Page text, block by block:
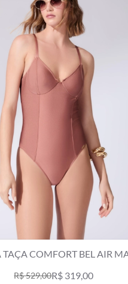
COMFORT BEL AIR
R$ 529,00R$ 319,00